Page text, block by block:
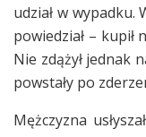
udział w
powiedział –
Nie zdążył jednak
powstały po
Mężczyzna